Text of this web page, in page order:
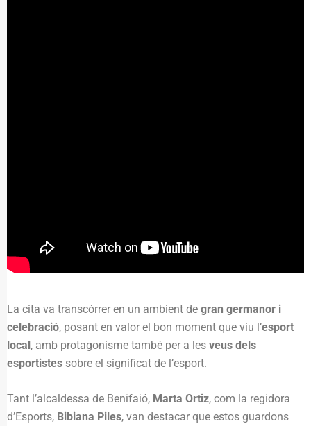
La cita va transcórrer en un ambient de gran germanor i
celebració, posant en valor el bon moment que viu l’esport
local, amb protagonisme també per a les veus dels
esportistes sobre el significat de l’esport.
Tant l’alcaldessa de Benifaió, Marta Ortiz, com la regidora
d’Esports, Bibiana Piles, van destacar que estos guardons